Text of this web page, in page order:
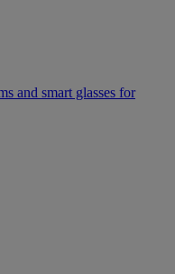
and smart glasses for